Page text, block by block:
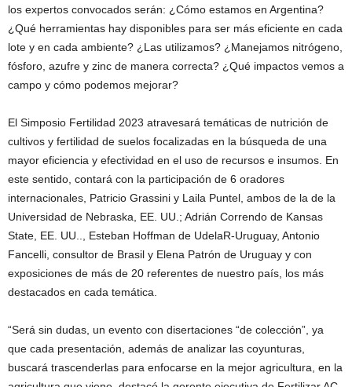
los expertos convocados serán: ¿Cómo estamos en Argentina?
¿Qué herramientas hay disponibles para ser más eficiente en cada
lote y en cada ambiente? ¿Las utilizamos? ¿Manejamos nitrógeno,
fósforo, azufre y zinc de manera correcta? ¿Qué impactos vemos a
campo y cómo podemos mejorar?
El Simposio Fertilidad 2023 atravesará temáticas de nutrición de
cultivos y fertilidad de suelos focalizadas en la búsqueda de una
mayor eficiencia y efectividad en el uso de recursos e insumos. En
este sentido, contará con la participación de 6 oradores
internacionales, Patricio Grassini y Laila Puntel, ambos de la de la
Universidad de Nebraska, EE. UU.; Adrián Correndo de Kansas
State, EE. UU.., Esteban Hoffman de UdelaR-Uruguay, Antonio
Fancelli, consultor de Brasil y Elena Patrón de Uruguay y con
exposiciones de más de 20 referentes de nuestro país, los más
destacados en cada temática.
“Será sin dudas, un evento con disertaciones “de colección”, ya
que cada presentación, además de analizar las coyunturas,
buscará trascenderlas para enfocarse en la mejor agricultura, en la